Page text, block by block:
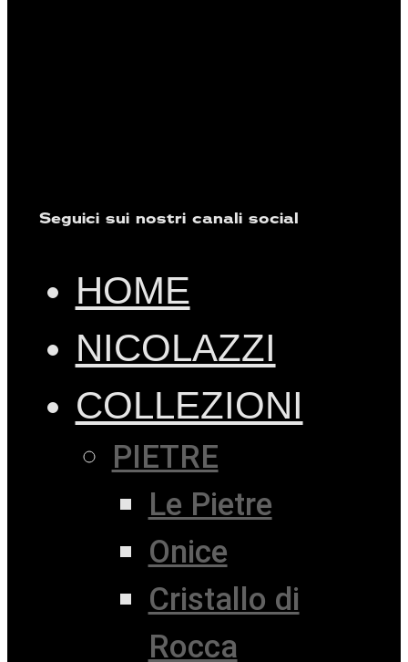
Seguici sui nostri canali social
HOME
NICOLAZZI
COLLEZIONI
PIETRE
Le Pietre
Onice
Cristallo di
Rocca